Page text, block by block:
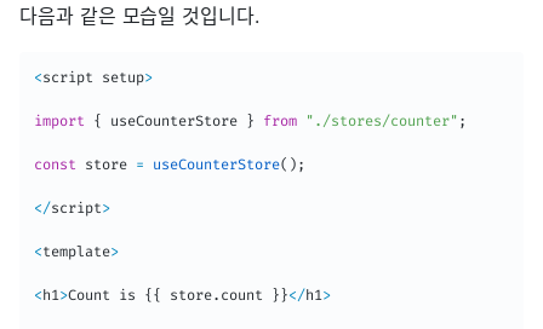
다음과 같은 모습일 것입니다.
<script setup>
import { useCounterStore } from "./stores/counter" ;
const store = useCounterStore( ) ;
</script>
<template>
< h1>Count is { { store. count } }</h1>